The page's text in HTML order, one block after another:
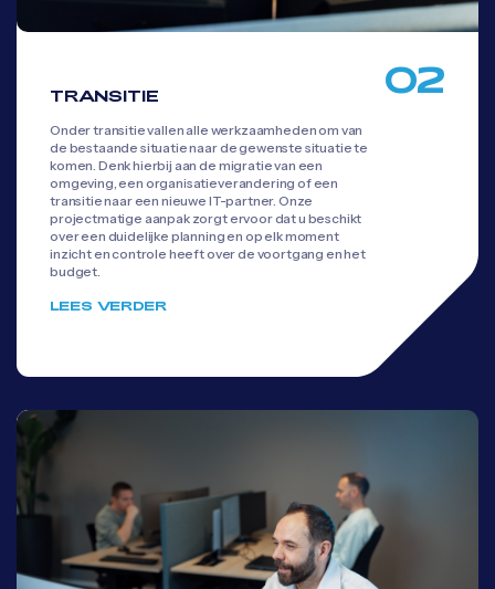
02
TRANSITIE
Onder transitie vallen alle werkzaamheden om van
de bestaande situatie naar de gewenste situatie te
komen. Denk hierbij aan de migratie van een
omgeving, een organisatieverandering of een
transitie naar een nieuwe IT-partner. Onze
projectmatige aanpak zorgt ervoor dat u beschikt
over een duidelijke planning en op elk moment
inzicht en controle heeft over de voortgang en het
budget.
LEES VERDER